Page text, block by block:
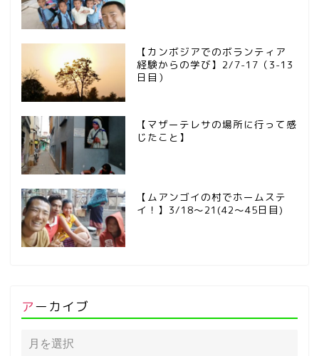
【カンボジアでのボランティア
経験からの学び】2/7-17（3-13
日目）
【マザーテレサの場所に行って感
じたこと】
【ムアンゴイの村でホームステ
イ！】3/18～21(42～45日目)
アーカイブ